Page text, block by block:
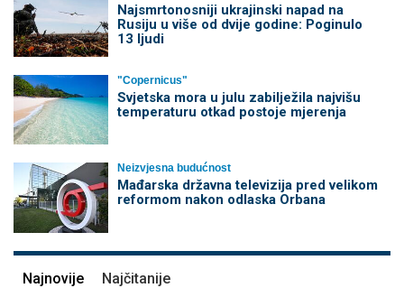
Najsmrtonosniji ukrajinski napad na
Rusiju u više od dvije godine: Poginulo
13 ljudi
"Copernicus"
Svjetska mora u julu zabilježila najvišu
temperaturu otkad postoje mjerenja
Neizvjesna budućnost
Mađarska državna televizija pred velikom
reformom nakon odlaska Orbana
Najnovije Najčitanije